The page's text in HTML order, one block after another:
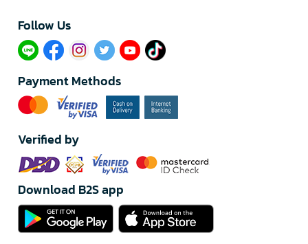
Follow Us​
Payment Methods
Verified by
Download B2S app